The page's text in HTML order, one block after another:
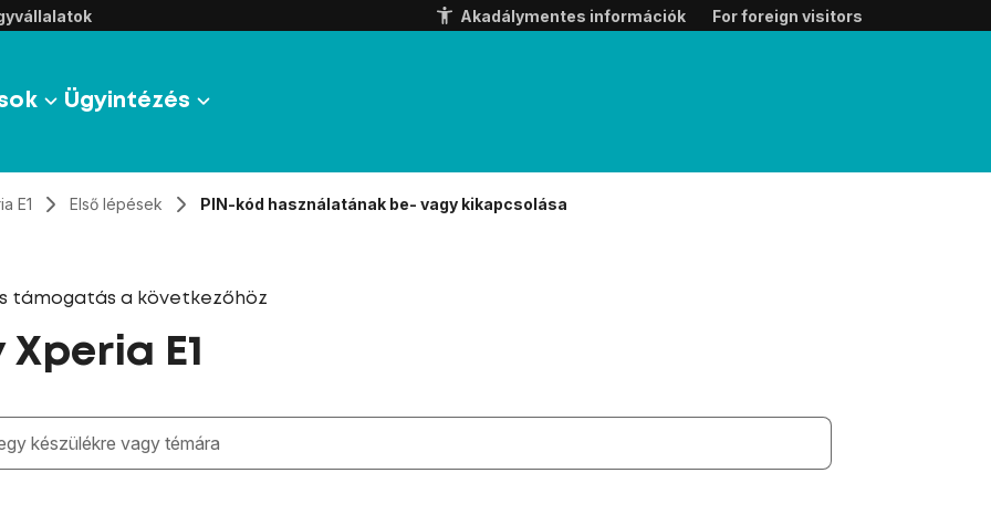
Akadálymentes információk For foreign visitors
Ügyintézés
E1 Első lépések PIN-kód használatának be- vagy kikapcsolása
támogatás a következőhöz
Xperia E1
megjelennek a keresési javaslatok a mező alatt